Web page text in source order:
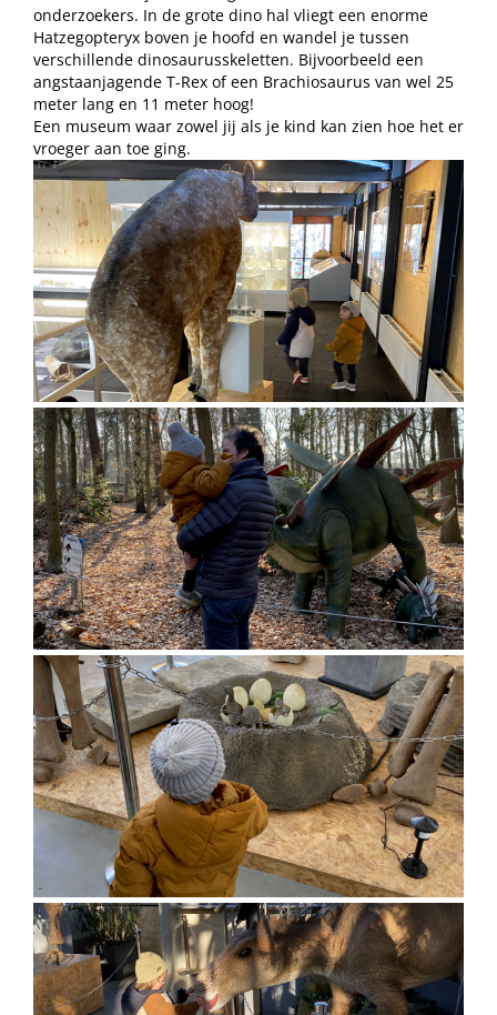
onderzoekers. In de grote dino hal vliegt een enorme
Hatzegopteryx boven je hoofd en wandel je tussen
verschillende dinosaurusskeletten. Bijvoorbeeld een
angstaanjagende T-Rex of een Brachiosaurus van wel 25
meter lang en 11 meter hoog!
Een museum waar zowel jij als je kind kan zien hoe het er
vroeger aan toe ging.